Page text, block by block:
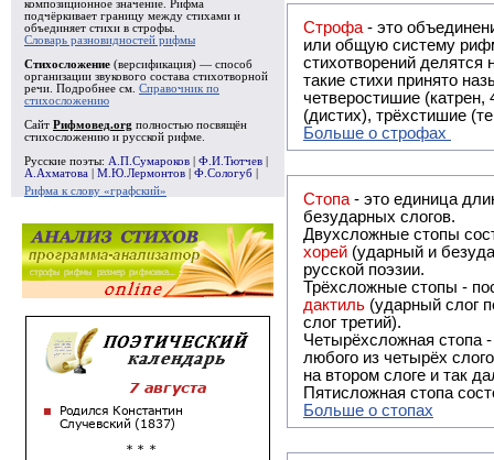
композиционное значение. Рифма
подчёркивает границу между стихами и
объединяет стихи в строфы
Словарь разновидностей рифмы
Стихосложение (версификация) — способ
организации звукового состава стихотворной
речи. Подробнее см. Справочник по
стихосложению
Сайт Рифмовед.org полностью посвящён
стихосложению и русской рифме.
Русские поэты: А.П.Сумароков Ф.И.Тютчев
А.Ахматова
М.Ю.Лермонтов Ф.Сологуб
Рифма к слову «графский»
Строфа - это объединение двух
или общую систему рифм, и регулярно или периодически
стихотворений делятся на строфы и т.о. являются строфическими.
такие стихи принято называть астрофическими. Самая популярная строфа в русской поэзии -
четверостишие
(дистих), трёхстишие
Больше о строфах
Стопа - это единица
безударных слогов.
Двухсложные стопы
хорей (ударный и
русской поэзии.
Трёхсложные стопы -
дактиль (ударный слог
слог третий).
Четырёхсложная стопа
любого из четырёх
на втором слоге и так
Пятисложная стопа
Больше о стопах